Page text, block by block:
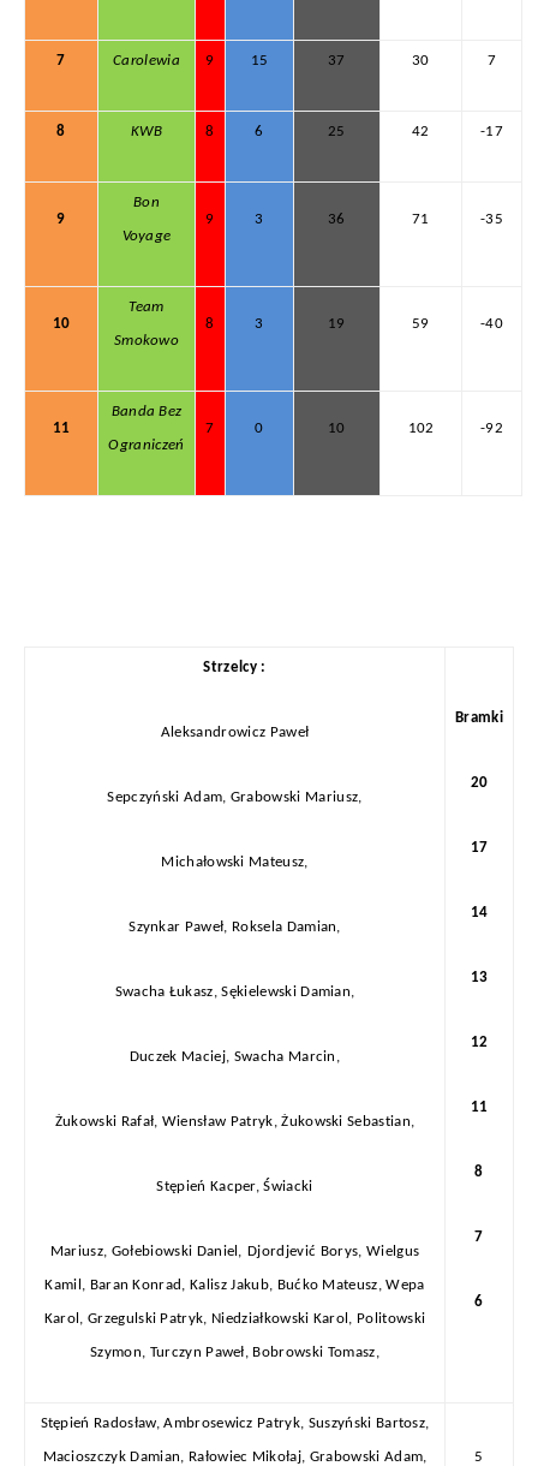
7 Carolewia 9 15 37 30 7
8 KWB 8 6 25 42 -17
9
Bon
Voyage
9 3 36 71 -35
10
Team
Smokowo
8 3 19 59 -40
11
Banda Bez
Ograniczeń
7 0 10 102 -92
Strzelcy :
Aleksandrowicz Paweł
Sepczyński Adam, Grabowski Mariusz,
Michałowski Mateusz,
Szynkar Paweł, Roksela Damian,
Swacha Łukasz, Sękielewski Damian,
Duczek Maciej, Swacha Marcin,
Żukowski Rafał, Wiensław Patryk,Żukowski Sebastian,
Stępień Kacper, Świacki
Mariusz, Gołebiowski Daniel, Djordjević Borys, Wielgus
Kamil, Baran Konrad, Kalisz Jakub, Bućko Mateusz,Wepa
Karol, Grzegulski Patryk, Niedziałkowski Karol, Politowski
Szymon, Turczyn Paweł, Bobrowski Tomasz,
Bramki
20
17
14
13
12
11
8
7
6
Stępień Radosław,Ambrosewicz Patryk, Suszyński Bartosz,
Macioszczyk Damian, Rałowiec Mikołaj, Grabowski Adam, 5